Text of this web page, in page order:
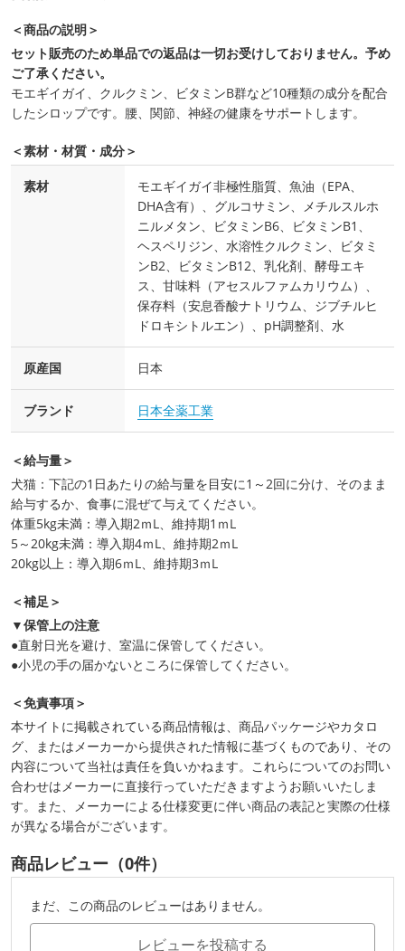
＜商品の説明＞
セット販売のため単品での返品は一切お受けしておりません。予め
ご了承ください。
モエギイガイ、クルクミン、ビタミンB群など10種類の成分を配合
したシロップです。腰、関節、神経の健康をサポートします。
＜素材・材質・成分＞
素材
モエギイガイ非極性脂質、魚油（EPA、
DHA含有）、グルコサミン、メチルスルホ
ニルメタン、ビタミンB6、ビタミンB1、
ヘスペリジン、水溶性クルクミン、ビタミ
ンB2、ビタミンB12、乳化剤、酵母エキ
ス、甘味料（アセスルファムカリウム）、
保存料（安息香酸ナトリウム、ジブチルヒ
ドロキシトルエン）、pH調整剤、水
原産国 日本
ブランド 日本全薬工業
＜給与量＞
犬猫：下記の1日あたりの給与量を目安に1～2回に分け、そのまま
給与するか、食事に混ぜて与えてください。
体重5kg未満：導入期2ｍL、維持期1ｍL
5～20kg未満：導入期4ｍL、維持期2ｍL
20kg以上：導入期6ｍL、維持期3ｍL
＜補足＞
▼保管上の注意
●直射日光を避け、室温に保管してください。
●小児の手の届かないところに保管してください。
＜免責事項＞
本サイトに掲載されている商品情報は、商品パッケージやカタロ
グ、またはメーカーから提供された情報に基づくものであり、その
内容について当社は責任を負いかねます。これらについてのお問い
合わせはメーカーに直接行っていただきますようお願いいたしま
す。また、メーカーによる仕様変更に伴い商品の表記と実際の仕様
が異なる場合がございます。
商品レビュー（0件）
まだ、この商品のレビューはありません。
レビューを投稿する